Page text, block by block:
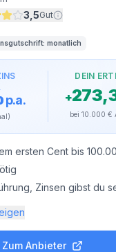
3,5Gut
monatlich
p.a.
DEIN
+
bei 10.000 €
ersten Cent bis
Zinsen gibst du
Zum Anbieter